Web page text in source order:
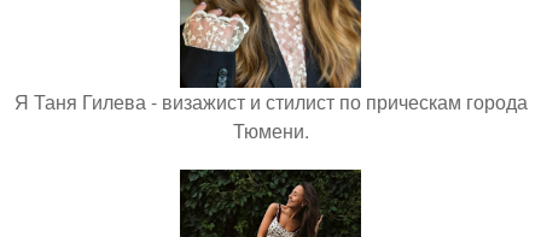
Я Таня Гилева - визажист и стилист по прическам города
Тюмени.